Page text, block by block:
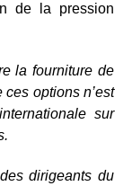
de la pression
la fourniture de
ces options n’est
sur
dirigeants du